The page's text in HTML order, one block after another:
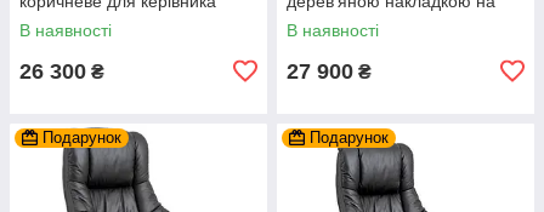
В наявності
26 300 ₴
коліщатках
В наявності
27 900 ₴
Подарунок Подарунок